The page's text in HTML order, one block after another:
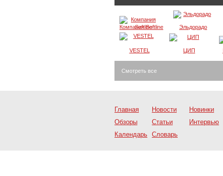
Компания Softline Эльдорадо
VESTEL ЦИП
Смотреть все
Главная Новости
Новинки
Обзоры
Статьи
Интервью
Календарь Словарь